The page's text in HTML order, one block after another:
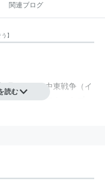
関連ブログ
】
通は第一次中東戦争（イ
中東戦争（ヨム・キプー
読む